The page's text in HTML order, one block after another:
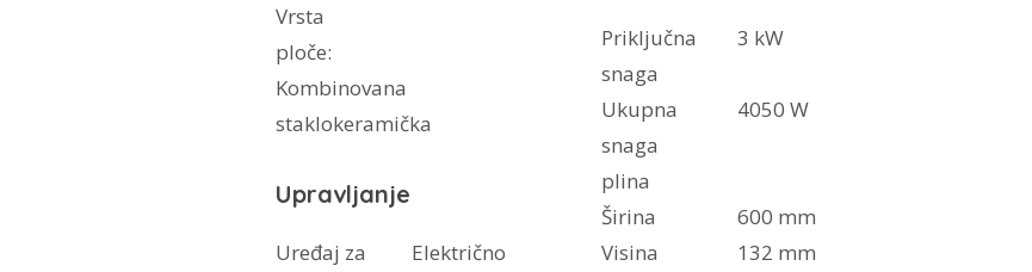
Vrsta
ploče:
Kombinovana
staklokeramička
Upravljanje
Uređaj za
Električno
Priključna
snaga
3 kW
Ukupna
snaga
plina
4050 W
Širina
600 mm
Visina
132 mm